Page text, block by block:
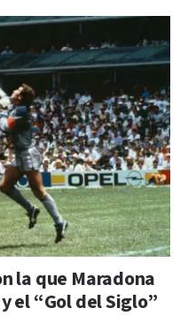
la que Maradona
el “Gol del Siglo”